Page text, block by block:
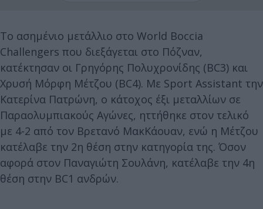
Το ασημένιο μετάλλιο στο World Boccia
Challengers που διεξάγεται στο Πόζναν,
κατέκτησαν οι Γρηγόρης Πολυχρονίδης (BC3) και
Χρυσή Μόρφη Μέτζου (BC4). Με Sport Assistant την
Κατερίνα Πατρώνη, ο κάτοχος έξι μεταλλίων σε
Παραολυμπιακούς Αγώνες, ηττήθηκε στον τελικό
με 4-2 από τον Βρετανό ΜακΚάουαν, ενώ η Μέτζου
κατέλαβε την 2η θέση στην κατηγορία της. Όσον
αφορά στον Παναγιώτη Σουλάνη, κατέλαβε την 4η
θέση στην BC1 ανδρών.